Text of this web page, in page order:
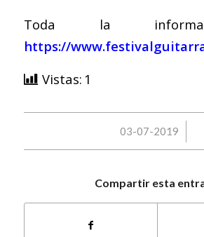
Toda la
https://
Vistas: 1
03-07-2019
/
Compartir esta